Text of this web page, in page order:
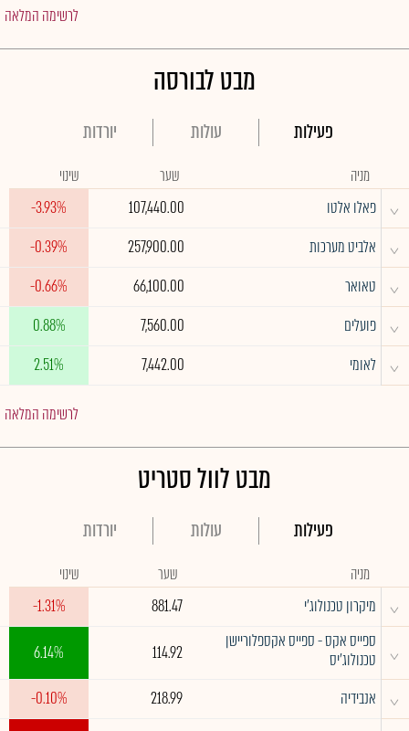
לרשימה המלאה
מבט לבורסה
פעילות עולות יורדות
מניה שער שינוי
^ פאלו אלטו 107,440.00
-3.93%
^ אלביט מערכות 257,900.00
-0.39%
^ טאואר 66,100.00
-0.66%
^ פועלים 7,560.00
0.88%
^ לאומי 7,442.00
2.51%
לרשימה המלאה
מבט לוול סטריט
פעילות עולות יורדות
מניה שער שינוי
^ מיקרון טכנולוג'י 881.47
-1.31%
^
ספייס אקס - ספייס אקספלוריישן
טכנולוג'יס
114.92
6.14%
^ אנבידיה 218.99
-0.10%